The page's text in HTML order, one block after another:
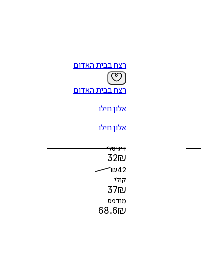
רצח בבית האדום
רצח בבית האדום
אלון חילו
אלון חילו
דיגיטלי
32₪
₪42
קולי
37₪
מודפס
68.6₪